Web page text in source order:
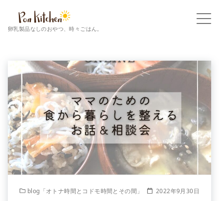
卵乳製品なしのおやつ、時々ごはん。
blog「オトナ時間とコドモ時間とその間」 2022年9月30日